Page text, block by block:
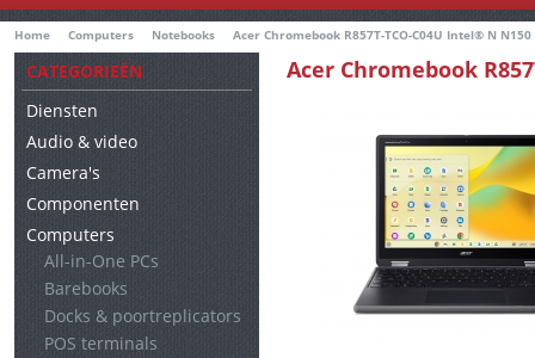
Home Computers Notebooks Acer Chromebook R857T-TCO-C04U Intel® N
CATEGORIEËN
Diensten
Audio & video
Camera's
Componenten
Computers
All-in-One PCs
Barebooks
Docks & poortreplicators
POS terminals
Acer Chromebook